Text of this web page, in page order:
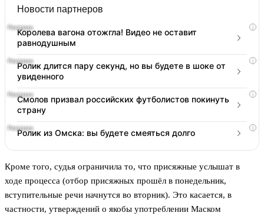
Новости партнеров
i
Королева вагона отожгла! Видео не оставит
равнодушным
i
Ролик длится пару секунд, но вы будете в шоке от
увиденного
i
Смолов призвал российских футболистов покинуть
страну
i
Ролик из Омска: вы будете смеяться долго
Кроме того, судья ограничила то, что присяжные услышат в
ходе процесса (отбор присяжных прошёл в понедельник,
вступительные речи начнутся во вторник). Это касается, в
частности, утверждений о якобы употреблении Маском